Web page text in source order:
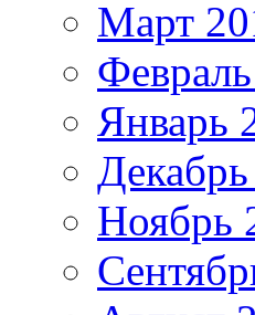
Март
Январь
Ноябрь